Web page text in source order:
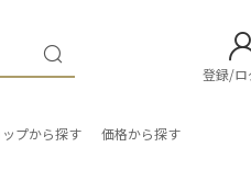
登録/ロ
プから探す 価格から探す